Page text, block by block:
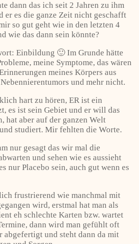
dann das ich seit 2 Jahren zu ihm
er es die ganze Zeit nicht geschafft
so gut geht wie in den letzten 4
wie das dann sein könnte?
Einbildung 🙂 Im Grunde hätte
meine Symptome, das wären
meines Körpers aus
und mehr nicht.
hart zu hören, ER ist ein
es ist sein Gebiet und er will das
hat aber auf der ganzen Welt
studiert. Mir fehlten die Worte.
nur gesagt das wir mal die
und sehen wie es aussieht
nur Placebo sein, auch gut wenn es
frustrierend wie manchmal mit
wird, erstmal hat man als
eh schlechte Karten bzw. wartet
dann wird man gefühlt oft
abgefertigt und steht dann da mit